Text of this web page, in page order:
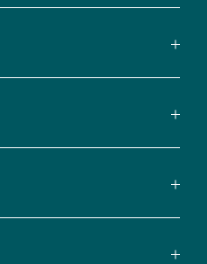
aceptas
comerciales
personalizadas
parte
Redoute.